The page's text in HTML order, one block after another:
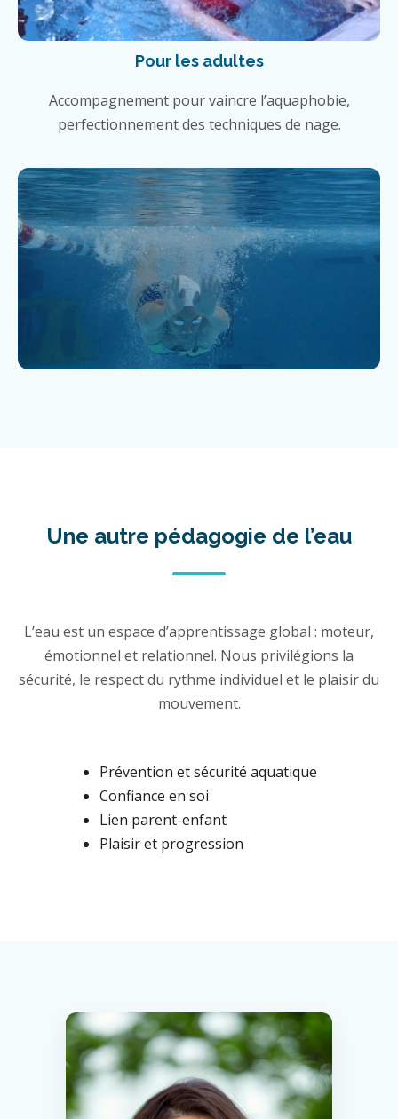
Pour les adultes
Accompagnement pour vaincre l’aquaphobie,
perfectionnement des techniques de nage.
Une autre pédagogie de l’eau
L’eau est un espace d’apprentissage global : moteur,
émotionnel et relationnel. Nous privilégions la
sécurité, le respect du rythme individuel et le plaisir du
mouvement.
Prévention et sécurité aquatique
Confiance en soi
Lien parent-enfant
Plaisir et progression